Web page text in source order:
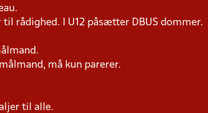
rådighed. I U12 påsætter DBUS dommer.
må kun parerer.
til alle.